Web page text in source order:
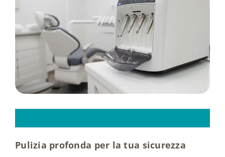
Tecnologie
Dicono di noi
Magazine
Pulizia profonda per la tua sicurezza